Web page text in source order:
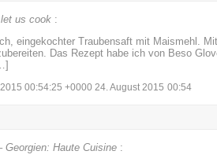
us cook :
eingekochter Traubensaft mit Maismehl.
Das Rezept habe ich von Beso
00:54:25 +0000 24. August 2015 00:54
Georgien: Haute Cuisine :